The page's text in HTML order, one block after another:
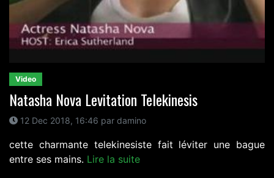
Video
Natasha Nova Levitation Telekinesis
12 Dec 2018, 16:46 par damino
cette charmante telekinesiste fait léviter une bague
entre ses mains. Lire la suite